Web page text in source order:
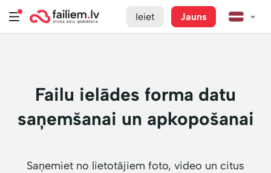
Ieiet Jauns
Failu ielādes forma datu
saņemšanai un apkopošanai
Saņemiet no lietotājiem foto, video un citus